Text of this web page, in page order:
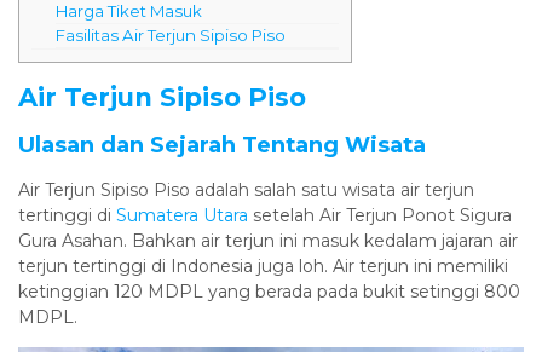
Harga Tiket Masuk
Fasilitas Air Terjun Sipiso Piso
Air Terjun Sipiso Piso
Ulasan dan Sejarah Tentang Wisata
Air Terjun Sipiso Piso adalah salah satu wisata air terjun
tertinggi di Sumatera Utara setelah Air Terjun Ponot Sigura
Gura Asahan. Bahkan air terjun ini masuk kedalam jajaran air
terjun tertinggi di Indonesia juga loh. Air terjun ini memiliki
ketinggian 120 MDPL yang berada pada bukit setinggi 800
MDPL.